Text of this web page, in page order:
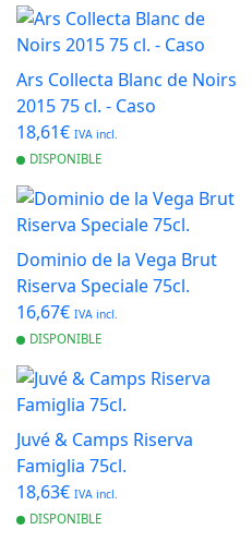
Ars Collecta Blanc de Noirs
2015 75 cl. - Caso
18,61€ IVA incl.
DISPONIBLE
Dominio de la Vega Brut
Riserva Speciale 75cl.
16,67€ IVA incl.
DISPONIBLE
Juvé & Camps Riserva
Famiglia 75cl.
18,63€ IVA incl.
DISPONIBLE